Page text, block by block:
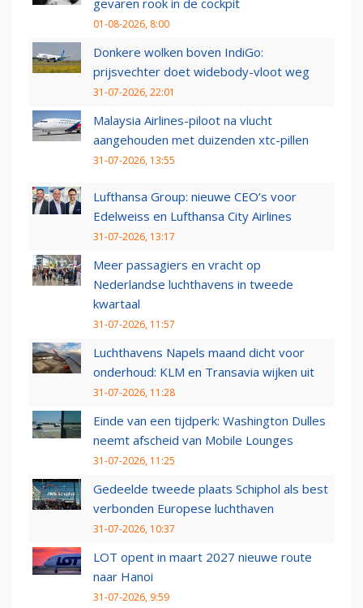
gevaren rook in de cockpit
01-08-2026, 8:00
Donkere wolken boven IndiGo:
prijsvechter doet widebody-vloot weg
31-07-2026, 22:01
Malaysia Airlines-piloot na vlucht
aangehouden met duizenden xtc-pillen
31-07-2026, 13:55
Lufthansa Group: nieuwe CEO’s voor
Edelweiss en Lufthansa City Airlines
31-07-2026, 13:17
Meer passagiers en vracht op
Nederlandse luchthavens in tweede
kwartaal
31-07-2026, 11:57
Luchthavens Napels maand dicht voor
onderhoud: KLM en Transavia wijken uit
31-07-2026, 11:28
Einde van een tijdperk: Washington Dulles
neemt afscheid van Mobile Lounges
31-07-2026, 11:25
Gedeelde tweede plaats Schiphol als best
verbonden Europese luchthaven
31-07-2026, 10:37
LOT opent in maart 2027 nieuwe route
naar Hanoi
31-07-2026, 9:59